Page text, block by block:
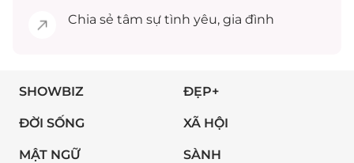
Chia sẻ tâm sự tình yêu, gia đình
SHOWBIZ ĐẸP+
ĐỜI SỐNG XÃ HỘI
MẬT NGỮ SÀNH